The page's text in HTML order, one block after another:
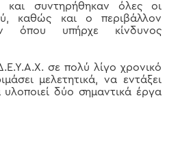
και συντηρήθηκαν όλες οι
καθώς και ο περιβάλλον
όπου υπήρχε κίνδυνος
σε πολύ λίγο χρονικό
μελετητικά, να εντάξει
δύο σημαντικά έργα